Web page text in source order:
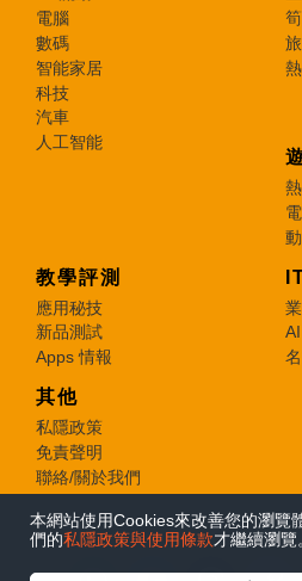
電腦
數碼
智能家居
科技
汽車
人工智能
教學評測
應用秘技
新品測試
Apps 情報
其他
私隱政策
免責聲明
聯絡/關於我們
© 2026 e-zone. All Rights
本網站使用Cookies來改善您的瀏覽
們的私隱政策與使用條款才繼續瀏覽